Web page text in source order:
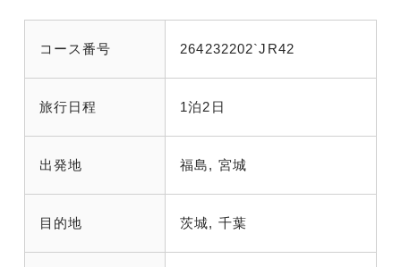
コース番号 264232202`JR42
旅行日程 1泊2日
出発地 福島, 宮城
目的地 茨城, 千葉